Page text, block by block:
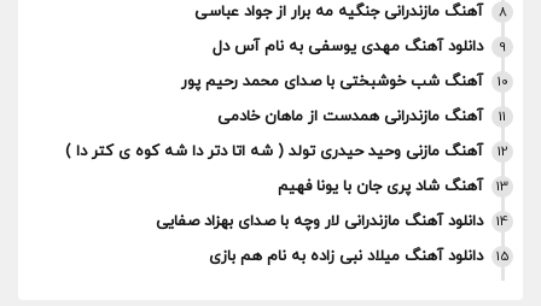
8 آهنگ مازندرانی جنگیه مه برار از جواد عباسی
9 دانلود آهنگ مهدی یوسفی به نام آس دل
10 آهنگ شب خوشبختی با صدای محمد رحیم پور
11 آهنگ مازندرانی همدست از ماهان خادمی
12 آهنگ مازنی وحید حیدری تولد ( شه اتا دتر دا شه کوه ی کتر دا )
13 آهنگ‌ شاد پری جان با یونا فهیم
14 دانلود آهنگ مازندرانی لار وچه با صدای بهزاد صفایی
15 دانلود آهنگ میلاد نبی زاده به نام هم بازی